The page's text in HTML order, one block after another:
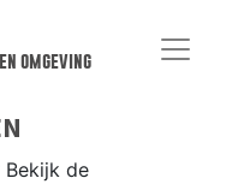
omgeving
Bekijk de